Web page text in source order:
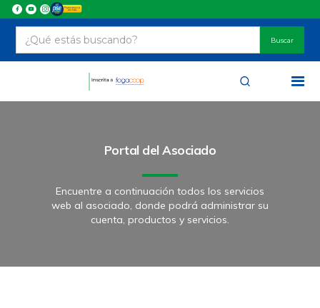
Portal del Asociado
Encuentre a continuación todos los servicios
web al asociado, donde podrá administrar su
cuenta, productos y servicios.